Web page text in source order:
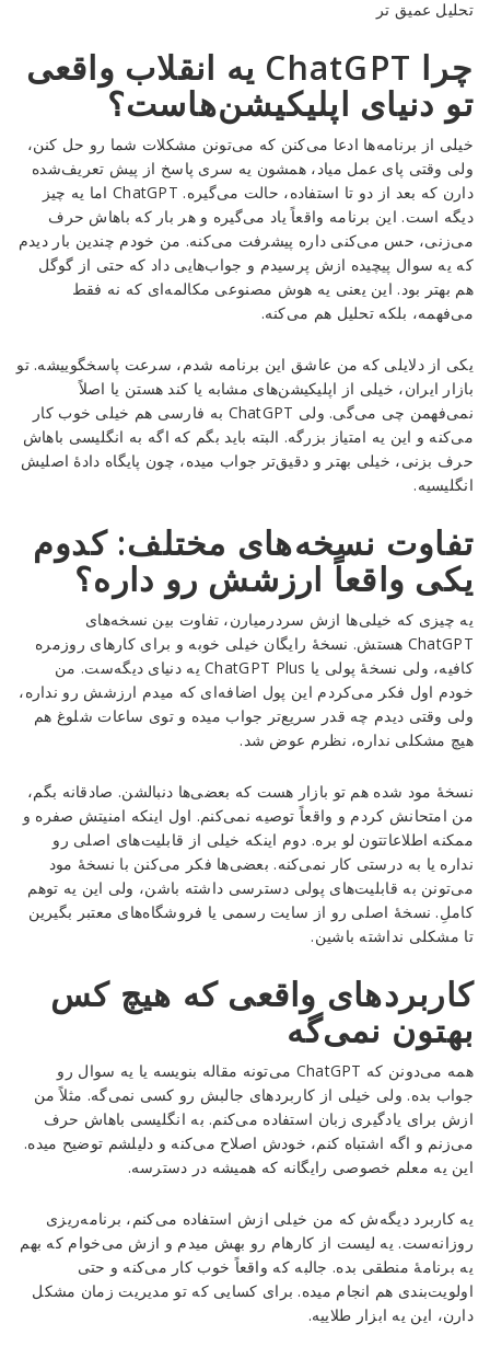
تحلیل عمیق تر
چرا ChatGPT یه انقلاب واقعی
تو دنیای اپلیکیشن‌هاست؟
خیلی از برنامه‌ها ادعا می‌کنن که می‌تونن مشکلات شما رو حل کنن،
ولی وقتی پای عمل میاد، همشون یه سری پاسخ از پیش تعریف‌شده
دارن که بعد از دو تا استفاده، حالت می‌گیره. ChatGPT اما یه چیز
دیگه‌ است. این برنامه واقعاً یاد می‌گیره و هر بار که باهاش حرف
می‌زنی، حس می‌کنی داره پیشرفت می‌کنه. من خودم چندین بار دیدم
که یه سوال پیچیده ازش پرسیدم و جواب‌هایی داد که حتی از گوگل
هم بهتر بود. این یعنی یه هوش مصنوعی مکالمه‌ای که نه فقط
می‌فهمه، بلکه تحلیل هم می‌کنه.
یکی از دلایلی که من عاشق این برنامه شدم، سرعت پاسخگوییشه. تو
بازار ایران، خیلی از اپلیکیشن‌های مشابه یا کند هستن یا اصلاً
نمی‌فهمن چی می‌گی. ولی ChatGPT به فارسی هم خیلی خوب کار
می‌کنه و این یه امتیاز بزرگه. البته باید بگم که اگه به انگلیسی باهاش
حرف بزنی، خیلی بهتر و دقیق‌تر جواب میده، چون پایگاه دادهٔ اصلیش
انگلیسیه.
تفاوت نسخه‌های مختلف: کدوم
یکی واقعاً ارزشش رو داره؟
یه چیزی که خیلی‌ها ازش سردرمیارن، تفاوت بین نسخه‌های
ChatGPT هستش. نسخهٔ رایگان خیلی خوبه و برای کارهای روزمره
کافیه، ولی نسخهٔ پولی یا ChatGPT Plus یه دنیای دیگه‌ست. من
خودم اول فکر می‌کردم این پول اضافه‌ای که میدم ارزشش رو نداره،
ولی وقتی دیدم چه قدر سریع‌تر جواب میده و توی ساعات شلوغ هم
هیچ مشکلی نداره، نظرم عوض شد.
نسخهٔ مود شده هم تو بازار هست که بعضی‌ها دنبالشن. صادقانه بگم،
من امتحانش کردم و واقعاً توصیه نمی‌کنم. اول اینکه امنیتش صفره و
ممکنه اطلاعاتتون لو بره. دوم اینکه خیلی از قابلیت‌های اصلی رو
نداره یا به درستی کار نمی‌کنه. بعضی‌ها فکر می‌کنن با نسخهٔ مود
می‌تونن به قابلیت‌های پولی دسترسی داشته باشن، ولی این یه توهم
کاملِ. نسخهٔ اصلی رو از سایت رسمی یا فروشگاه‌های معتبر بگیرین
تا مشکلی نداشته باشین.
کاربردهای واقعی که هیچ کس
بهتون نمی‌گه
همه می‌دونن که ChatGPT می‌تونه مقاله بنویسه یا یه سوال رو
جواب بده. ولی خیلی از کاربردهای جالبش رو کسی نمی‌گه. مثلاً من
ازش برای یادگیری زبان استفاده می‌کنم. به انگلیسی باهاش حرف
می‌زنم و اگه اشتباه کنم، خودش اصلاح می‌کنه و دلیلشم توضیح میده.
این یه معلم خصوصی رایگانه که همیشه در دسترسه.
یه کاربرد دیگه‌ش که من خیلی ازش استفاده می‌کنم، برنامه‌ریزی
روزانه‌ست. یه لیست از کارهام رو بهش میدم و ازش می‌خوام که بهم
یه برنامهٔ منطقی بده. جالبه که واقعاً خوب کار می‌کنه و حتی
اولویت‌بندی هم انجام میده. برای کسایی که تو مدیریت زمان مشکل
دارن، این یه ابزار طلاییه.